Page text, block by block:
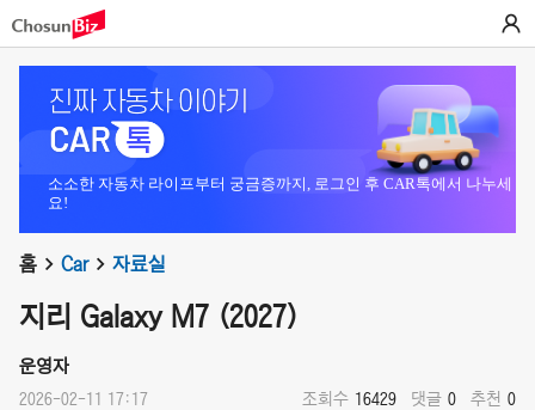
소소한 자동차 라이프부터 궁금증까지, 로그인 후 CAR톡에서 나누세
요!
홈 Car 자료실
지리 Galaxy M7 (2027)
운영자
2026-02-11 17:17 조회수 16429 댓글 0 추천 0